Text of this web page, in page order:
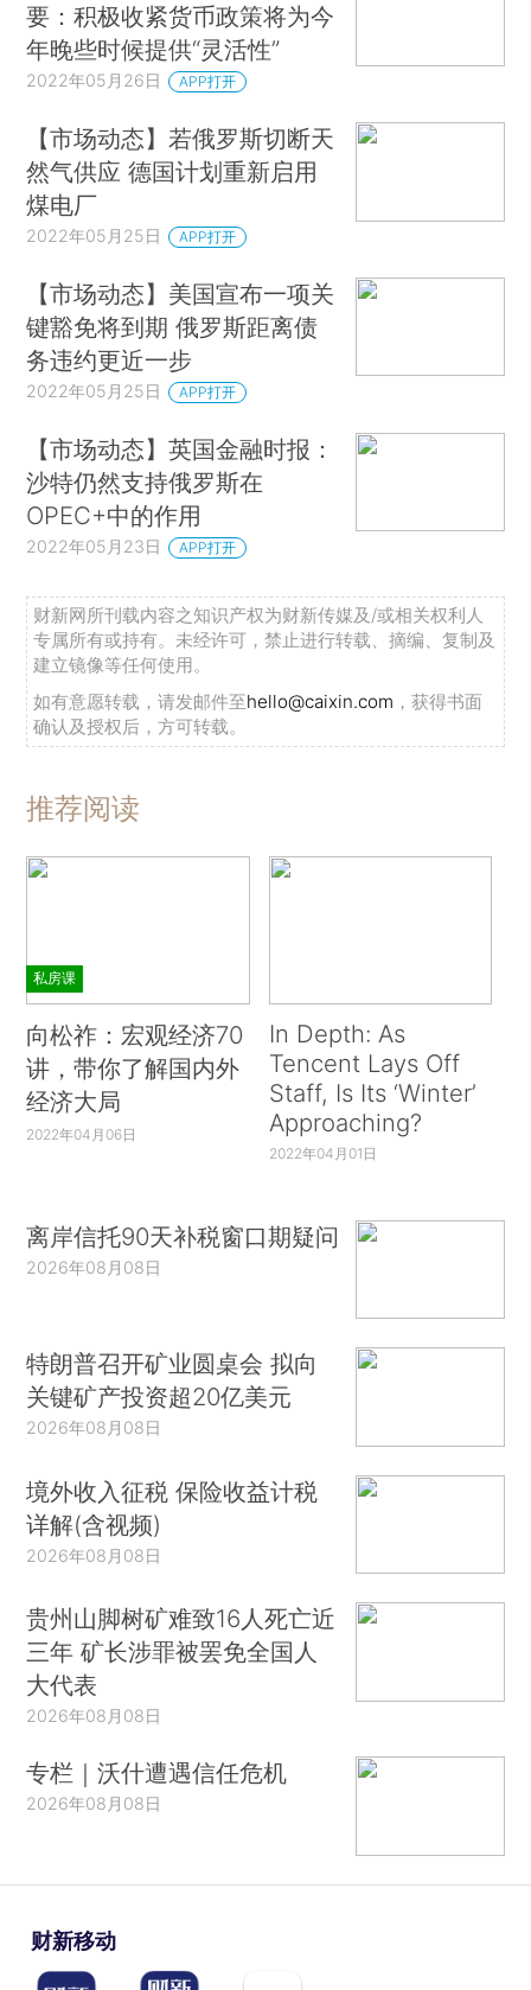
要：积极收紧货币政策将为今
年晚些时候提供“灵活性”
2022年05月26日 APP打开
【市场动态】若俄罗斯切断天
然气供应 德国计划重新启用
煤电厂
2022年05月25日 APP打开
【市场动态】美国宣布一项关
键豁免将到期 俄罗斯距离债
务违约更近一步
2022年05月25日 APP打开
【市场动态】英国金融时报：
沙特仍然支持俄罗斯在
OPEC+中的作用
2022年05月23日 APP打开
财新网所刊载内容之知识产权为财新传媒及/或相关权利人
专属所有或持有。未经许可，禁止进行转载、摘编、复制及
建立镜像等任何使用。
如有意愿转载，请发邮件至hello@caixin.com ，获得书面
确认及授权后，方可转载。
推荐阅读
私房课
向松祚：宏观经济70
讲，带你了解国内外
经济大局
2022年04月06日
In Depth: As
Tencent Lays Off
Staff, Is Its ‘Winter’
Approaching?
2022年04月01日
离岸信托90天补税窗口期疑问
2026年08月08日
特朗普召开矿业圆桌会 拟向
关键矿产投资超20亿美元
2026年08月08日
境外收入征税 保险收益计税
详解(含视频)
2026年08月08日
贵州山脚树矿难致16人死亡近
三年 矿长涉罪被罢免全国人
大代表
2026年08月08日
专栏｜沃什遭遇信任危机
2026年08月08日
财新移动